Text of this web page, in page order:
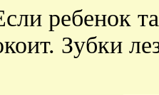
ребенок
Зубки